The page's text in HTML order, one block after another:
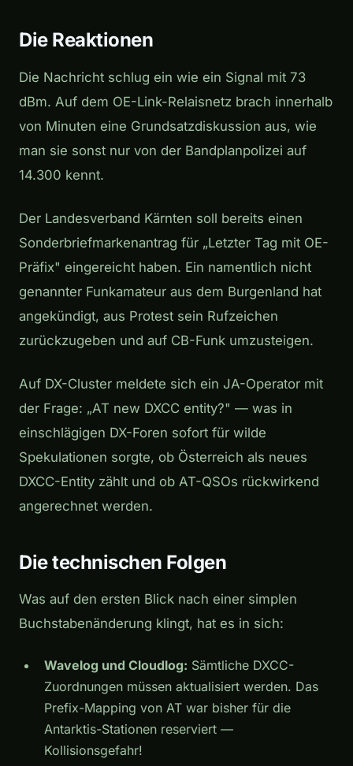
Die Reaktionen
Die Nachricht schlug ein wie ein Signal mit 73
dBm. Auf dem OE-Link-Relaisnetz brach innerhalb
von Minuten eine Grundsatzdiskussion aus, wie
man sie sonst nur von der Bandplanpolizei auf
14.300 kennt.
Der Landesverband Kärnten soll bereits einen
Sonderbriefmarkenantrag für „Letzter Tag mit OE-
Präfix" eingereicht haben. Ein namentlich nicht
genannter Funkamateur aus dem Burgenland hat
angekündigt, aus Protest sein Rufzeichen
zurückzugeben und auf CB-Funk umzusteigen.
Auf DX-Cluster meldete sich ein JA-Operator mit
der Frage: „AT new DXCC entity?" — was in
einschlägigen DX-Foren sofort für wilde
Spekulationen sorgte, ob Österreich als neues
DXCC-Entity zählt und ob AT-QSOs rückwirkend
angerechnet werden.
Die technischen Folgen
Was auf den ersten Blick nach einer simplen
Buchstabenänderung klingt, hat es in sich:
Wavelog und Cloudlog: Sämtliche DXCC-
Zuordnungen müssen aktualisiert werden. Das
Prefix-Mapping von AT war bisher für die
Antarktis-Stationen reserviert —
Kollisionsgefahr!